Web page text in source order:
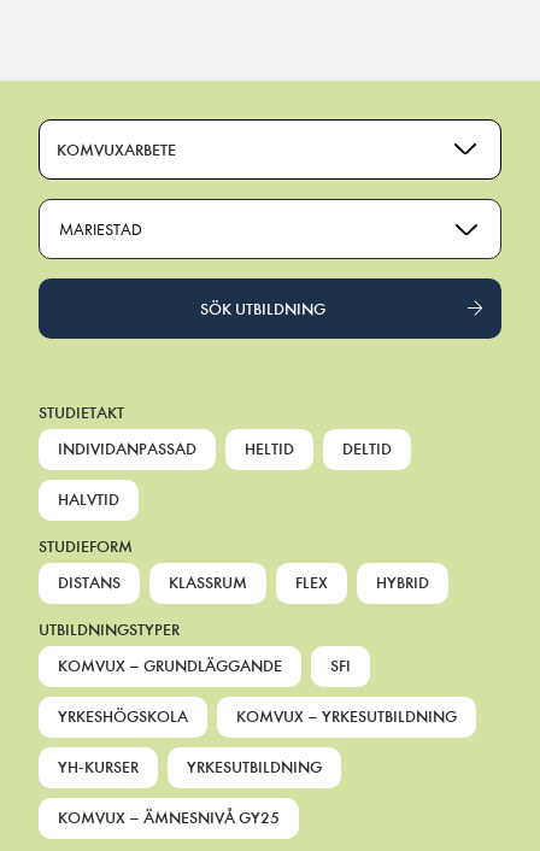
KOMVUXARBETE
MARIESTAD
SÖK UTBILDNING
STUDIETAKT
INDIVIDANPASSAD
HELTID DELTID
HALVTID
STUDIEFORM
DISTANS
KLASSRUM FLEX HYBRID
UTBILDNINGSTYPER
KOMVUX – GRUNDLÄGGANDE
SFI
YRKESHÖGSKOLA KOMVUX – YRKESUTBILDNING
YH-KURSER YRKESUTBILDNING
KOMVUX – ÄMNESNIVÅ GY25